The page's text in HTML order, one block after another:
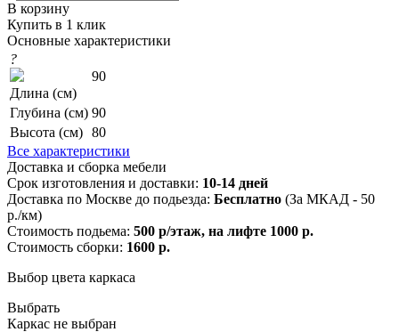
В корзину
Купить в 1 клик
Основные характеристики
?
Длина (см)
90
Глубина (см) 90
Высота (см) 80
Все характеристики
Доставка и сборка мебели
Срок изготовления и доставки: 10-14 дней
Доставка по Москве до подьезда: Бесплатно (За МКАД - 50
р./км)
Стоимость подьема: 500 р/этаж, на лифте 1000 р.
Стоимость сборки: 1600 р.
Выбор цвета каркаса
Выбрать
Каркас не выбран